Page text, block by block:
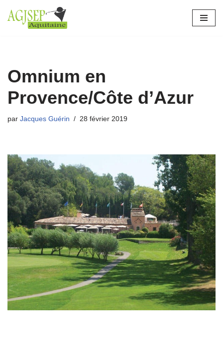
Aller
Omnium en
Provence/Côte d’Azur
par Jacques Guérin 28 février 2019